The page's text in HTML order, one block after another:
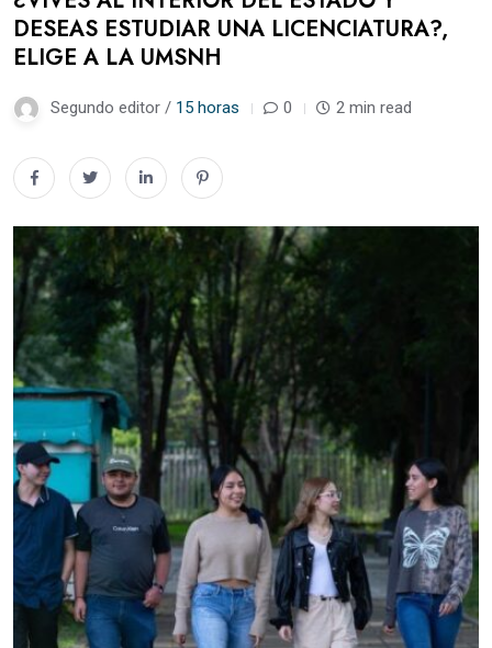
DESEAS ESTUDIAR UNA LICENCIATURA?,
ELIGE A LA UMSNH
Segundo editor / 15 horas 0 2 min read